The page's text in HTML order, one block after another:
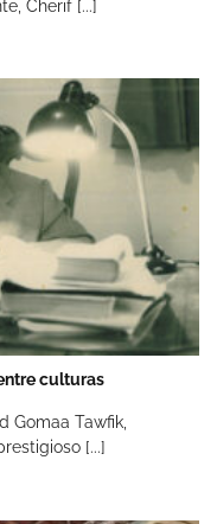
Cherif [...]
culturas
Gomaa Tawfik,
[...]